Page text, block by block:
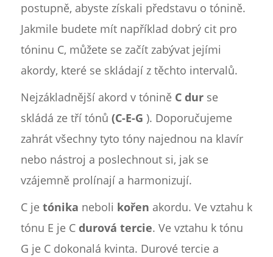
postupně, abyste získali představu o tónině.
Jakmile budete mít například dobrý cit pro
tóninu C, můžete se začít zabývat jejími
akordy, které se skládají z těchto intervalů.
Nejzákladnější akord v tónině C durse
skládá ze tří tónů (C-E-G ). Doporučujeme
zahrát všechny tyto tóny najednou na klavír
nebo nástroj a poslechnout si, jak se
vzájemně prolínají a harmonizují.
C je tónika neboli kořen akordu. Ve vztahu k
tónu E je C durová tercie. Ve vztahu k tónu
G je C dokonalá kvinta. Durové tercie a